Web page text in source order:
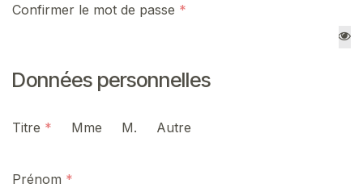
Confirmer le mot de passe
Données personnelles
Titre Mme M. Autre
Prénom